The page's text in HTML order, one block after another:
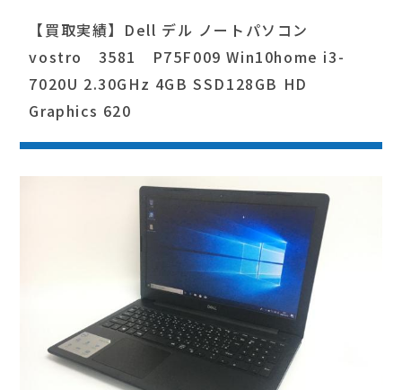
【買取実績】Dell デル ノートパソコン
vostro 3581 P75F009 Win10home i3-
7020U 2.30GHz 4GB SSD128GB HD
Graphics 620